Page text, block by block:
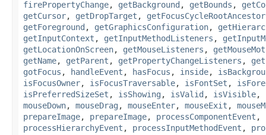
firePropertyChange, getBackground , getBounds ,
getCursor, getDropTarget , getFocusCycleRootAncestor
getForeground , getGraphicsConfiguration,
getInputContext , getInputMethodListeners ,
getLocationOnScreen, getMouseListeners ,
getName, getParent , getPropertyChangeListeners ,
gotFocus , handleEvent , hasFocus , inside,
isFocusOwner, isFocusTraversable, isFontSet ,
isPreferredSizeSet , isShowing , isValid , isVisible,
mouseDown, mouseDrag , mouseEnter, mouseExit ,
prepareImage, prepareImage, processComponentEvent ,
processHierarchyEvent , processInputMethodEvent ,